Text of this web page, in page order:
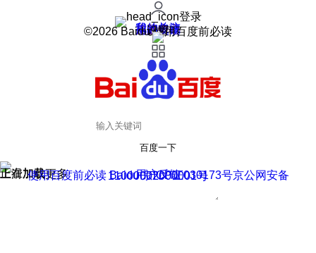
登录
我的关注
我的收藏
皮肤中心
用户反馈
设置
©2026 Baidu 使用百度前必读
百度一下
正在加载
上滑加载更多 用户反馈
使用百度前必读 Baidu 京ICP证030173号
京公网安备11000002000001号